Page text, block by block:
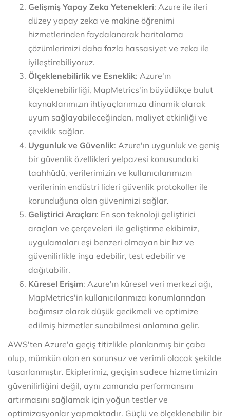
Gelişmiş Yapay Zeka Yetenekleri: Azure ile ileri
düzey yapay zeka ve makine öğrenimi
hizmetlerinden faydalanarak haritalama
çözümlerimizi daha fazla hassasiyet ve zeka ile
iyileştirebiliyoruz.
Ölçeklenebilirlik ve Esneklik: Azure'ın
ölçeklenebilirliği, MapMetrics'in büyüdükçe bulut
kaynaklarımızın ihtiyaçlarımıza dinamik olarak
uyum sağlayabileceğinden, maliyet etkinliği ve
çeviklik sağlar.
Uygunluk ve Güvenlik: Azure'ın uygunluk ve geniş
bir güvenlik özellikleri yelpazesi konusundaki
taahhüdü, verilerimizin ve kullanıcılarımızın
verilerinin endüstri lideri güvenlik protokoller ile
korunduğuna olan güvenimizi sağlar.
Geliştirici Araçları: En son teknoloji geliştirici
araçları ve çerçeveleri ile geliştirme ekibimiz,
uygulamaları eşi benzeri olmayan bir hız ve
güvenilirlikle inşa edebilir, test edebilir ve
dağıtabilir.
Küresel Erişim: Azure'ın küresel veri merkezi ağı,
MapMetrics'in kullanıcılarımıza konumlarından
bağımsız olarak düşük gecikmeli ve optimize
edilmiş hizmetler sunabilmesi anlamına gelir.
AWS'ten Azure'a geçiş titizlikle planlanmış bir çaba
olup, mümkün olan en sorunsuz ve verimli olacak şekilde
tasarlanmıştır. Ekiplerimiz, geçişin sadece hizmetimizin
güvenilirliğini değil, aynı zamanda performansını
artırmasını sağlamak için yoğun testler ve
optimizasyonlar yapmaktadır. Güçlü ve ölçeklenebilir bir